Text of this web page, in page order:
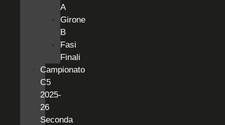
A
Girone
B
Fasi
Finali
Campionato
C5
2025-
26
Seconda